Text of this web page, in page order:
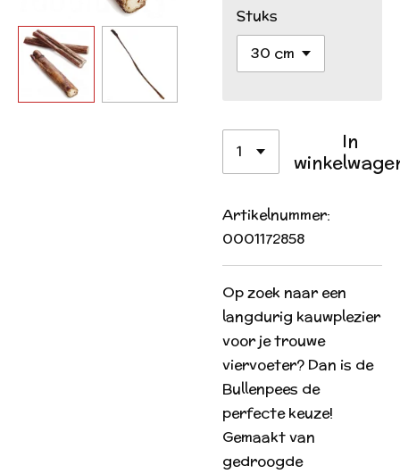
Stuks
In
Artikelnummer:
0001172858
Op zoek naar een
langdurig kauwplezier
voor je trouwe
viervoeter? Dan is de
Bullenpees de
perfecte keuze!
Gemaakt van
gedroogde